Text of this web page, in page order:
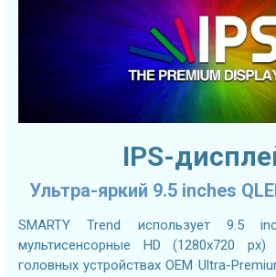
IPS-
Ультра-яркий 9.5 inches
SMARTY Trend использует 9.5
мультисенсорные HD (1280х720
головных устройствах OEM Ultra-